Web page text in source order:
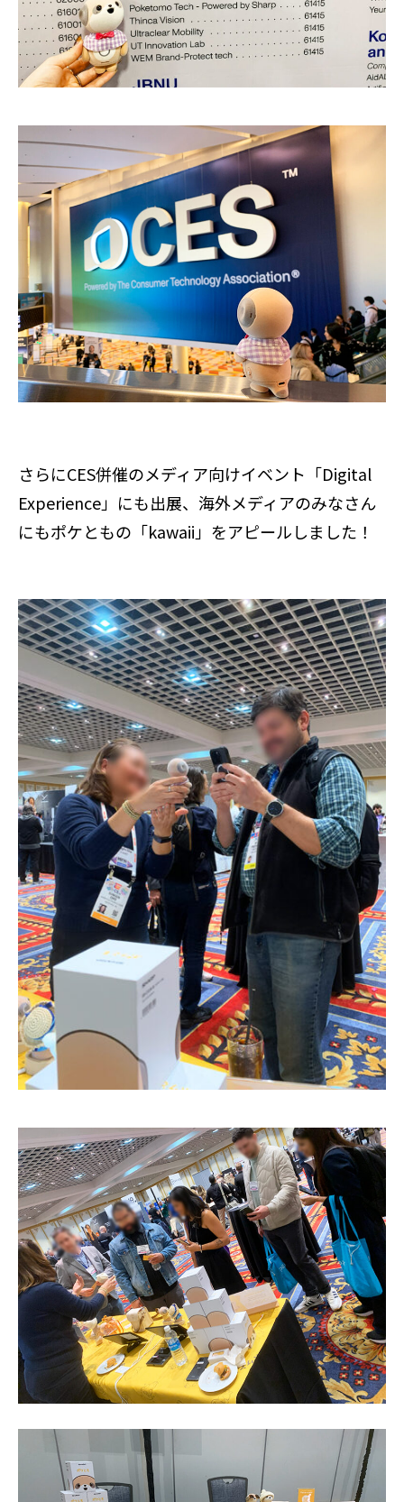
さらにCES併催のメディア向けイベント「Digital
Experience」にも出展、海外メディアのみなさん
にもポケともの「kawaii」をアピールしました！